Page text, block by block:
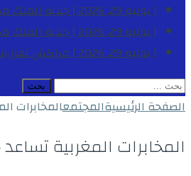
[ يوليو 29, 2026 ]
جلالة الملك محمد
[ يوليو 29, 2026 ]
جلالة الملك
[ يوليو 29, 2026 ]
مراكش تعزز
البحث
عن:
الصفحة الرئيسيةالمجتمعالمخابرات
المخابرات المغربية